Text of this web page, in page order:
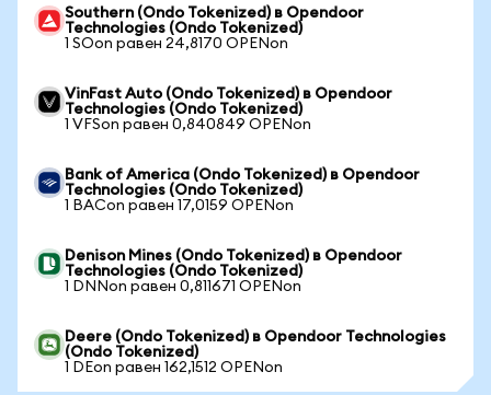
Southern (Ondo Tokenized) в Opendoor
Technologies (Ondo Tokenized)
1 SOon равен 24,8170 OPENon
VinFast Auto (Ondo Tokenized) в Opendoor
Technologies (Ondo Tokenized)
1 VFSon равен 0,840849 OPENon
Bank of America (Ondo Tokenized) в Opendoor
Technologies (Ondo Tokenized)
1 BACon равен 17,0159 OPENon
Denison Mines (Ondo Tokenized) в Opendoor
Technologies (Ondo Tokenized)
1 DNNon равен 0,811671 OPENon
Deere (Ondo Tokenized) в Opendoor Technologies
(Ondo Tokenized)
1 DEon равен 162,1512 OPENon